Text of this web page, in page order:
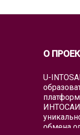
О
U-
обмена